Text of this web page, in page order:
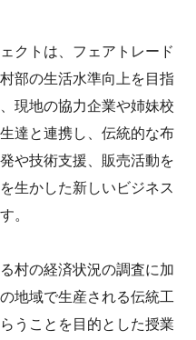
クトは、フェアトレード
部の生活水準向上を目指
現地の協力企業や姉妹校
達と連携し、伝統的な布
や技術支援、販売活動を
生かした新しいビジネス
。
村の経済状況の調査に加
地域で生産される伝統工
うことを目的とした授業